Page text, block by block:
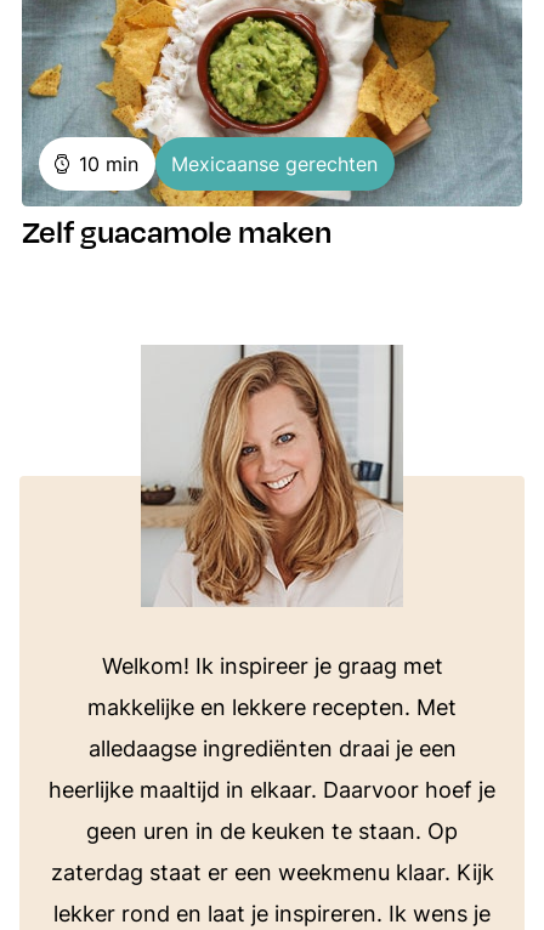
10 minuten
min Mexicaanse gerechten
Zelf guacamole maken
Welkom! Ik inspireer je graag met
makkelijke en lekkere recepten. Met
alledaagse ingrediënten draai je een
heerlijke maaltijd in elkaar. Daarvoor hoef je
geen uren in de keuken te staan. Op
zaterdag staat er een weekmenu klaar. Kijk
lekker rond en laat je inspireren. Ik wens je